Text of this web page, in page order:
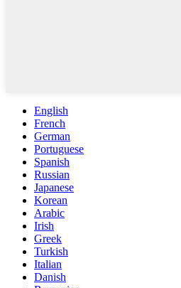
English
French
German
Portuguese
Spanish
Russian
Japanese
Korean
Arabic
Irish
Greek
Turkish
Italian
Danish